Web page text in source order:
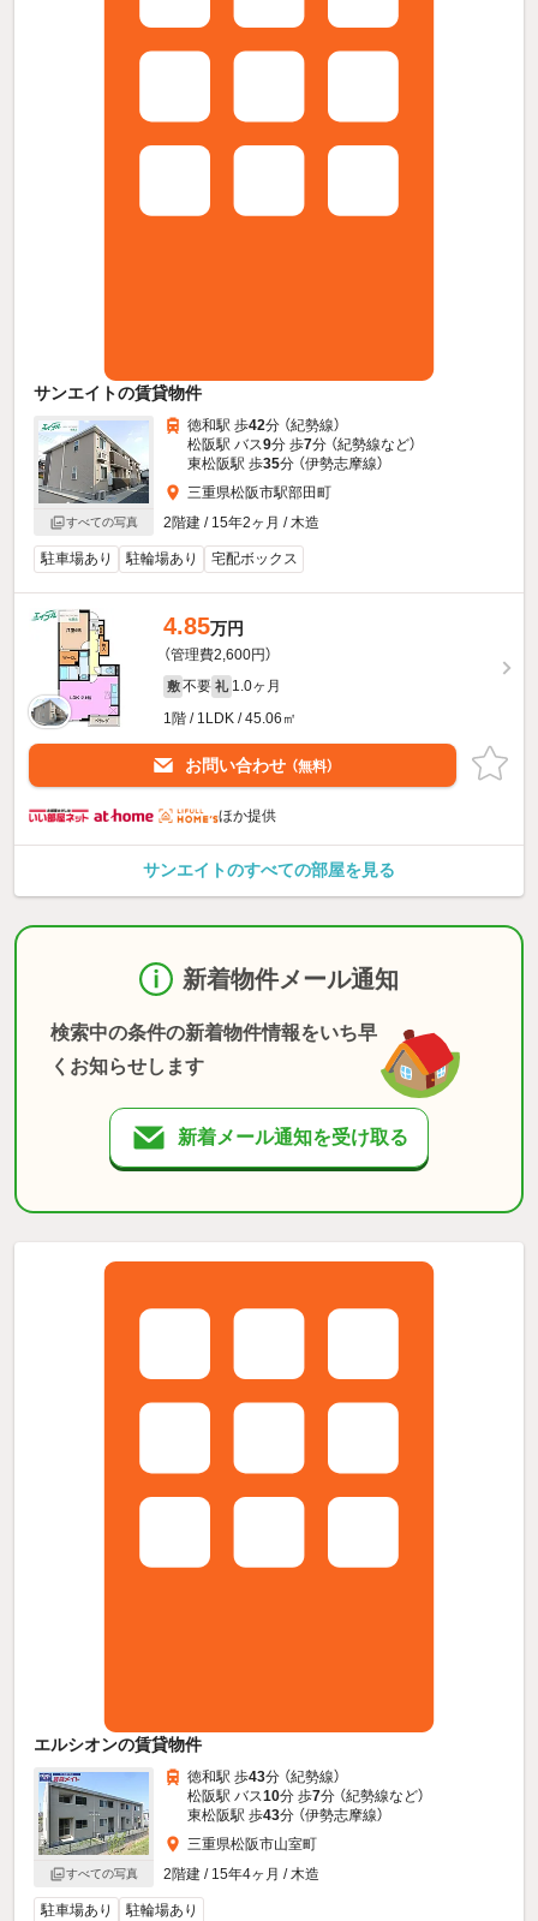
サンエイトの賃貸物件
すべての写真
徳和駅 歩42分 （紀勢線）
松阪駅 バス9分 歩7分 （紀勢線など）
東松阪駅 歩35分 （伊勢志摩線）
三重県松阪市駅部田町
2階建 / 15年2ヶ月 / 木造
駐車場あり 駐輪場あり 宅配ボックス
4.85万円
（管理費2,600円）
敷 不要 礼 1.0ヶ月
1階 / 1LDK / 45.06㎡
お問い合わせ （無料）
ほか提供
サンエイトのすべての部屋を見る
新着物件メール通知
検索中の条件の新着物件情報をいち早
くお知らせします
新着メール通知を受け取る
エルシオンの賃貸物件
すべての写真
徳和駅 歩43分 （紀勢線）
松阪駅 バス10分 歩7分 （紀勢線など）
東松阪駅 歩43分 （伊勢志摩線）
三重県松阪市山室町
2階建 / 15年4ヶ月 / 木造
駐車場あり 駐輪場あり